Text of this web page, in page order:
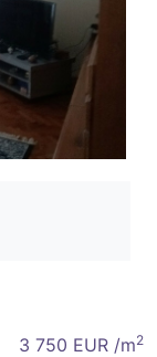
3 750 EUR /m2